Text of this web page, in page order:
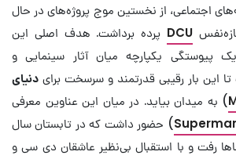
اجتماعی، از نخستین موج پروژه‌های در حال
DCU پرده برداشت. هدف اصلی این
پیوستگی یکپارچه میان آثار سینمایی و
این بار رقیبی قدرتمند و سرسخت برای دنیای
) به میدان بیاید. در میان این عناوین معرفی
) حضور داشت که در تابستان سال
رفت و با استقبال بی‌نظیر عاشقان دی سی و